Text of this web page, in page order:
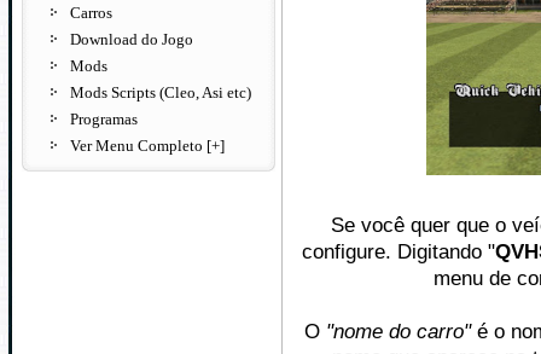
Carros
Download do Jogo
Mods
Mods Scripts (Cleo, Asi etc)
Programas
Ver Menu Completo [+]
Se você quer que o
configure. Digitando "
menu de
O "nome do carro"é o